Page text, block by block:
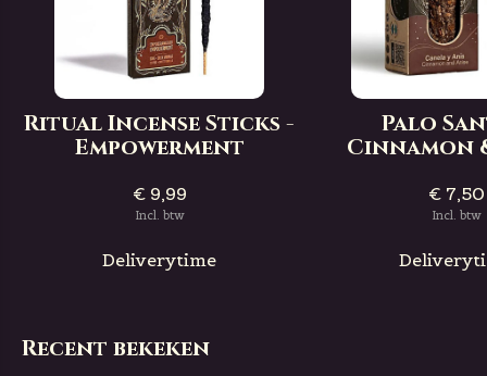
Ritual Incense Sticks -
Empowerment
€ 9,99
Incl. btw
Deliverytime
Palo
Cinnamon
€ 7,50
Incl. btw
Recent bekeken